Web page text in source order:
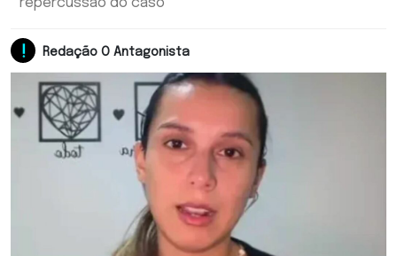
repercussão do caso
Redação O Antagonista